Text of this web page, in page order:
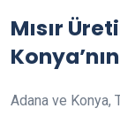
Mısır
Adana ve Konya,